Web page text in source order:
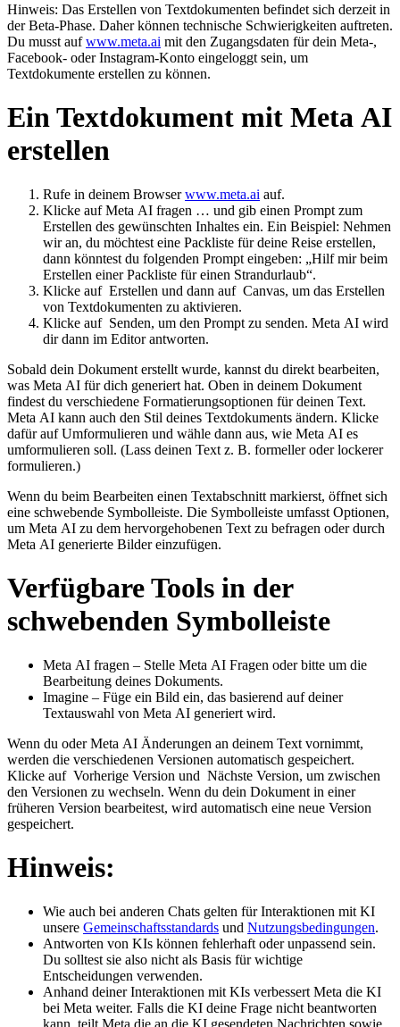
Hinweis: Das Erstellen von Textdokumenten befindet sich derzeit in
der Beta-Phase. Daher können technische Schwierigkeiten auftreten.
Du musst aufwww.meta.ai mit den Zugangsdaten für dein Meta-,
Facebook- oder Instagram-Konto eingeloggt sein, um
Textdokumente erstellen zu können.
Ein Textdokument mit Meta AI
erstellen
Rufe in deinem Browserwww.meta.ai auf.
Klicke aufMeta AI fragen … und gib einen Prompt zum
Erstellen des gewünschten Inhaltes ein. Ein Beispiel: Nehmen
wir an, du möchtest eine Packliste für deine Reise erstellen,
dann könntest du folgenden Prompt eingeben: „Hilf mir beim
Erstellen einer Packliste für einen Strandurlaub“.
Klicke auf Erstellen und dann auf Canvas, um das Erstellen
von Textdokumenten zu aktivieren.
Klicke auf Senden, um den Prompt zu senden. Meta AI wird
dir dann im Editor antworten.
Sobald dein Dokument erstellt wurde, kannst du direkt bearbeiten,
was Meta AI für dich generiert hat. Oben in deinem Dokument
findest du verschiedene Formatierungsoptionen für deinen Text.
Meta AI kann auch den Stil deines Textdokuments ändern. Klicke
dafür aufUmformulieren und wähle dann aus, wie Meta AI es
umformulieren soll. (Lass deinen Text z. B. formelleroderlockerer
formulieren.)
Wenn du beim Bearbeiten einen Textabschnitt markierst, öffnet sich
eine schwebende Symbolleiste. Die Symbolleiste umfasst Optionen,
um Meta AI zu dem hervorgehobenen Text zu befragen oder durch
Meta AI generierte Bilder einzufügen.
Verfügbare Tools in der
schwebenden Symbolleiste
Meta AI fragen – Stelle Meta AI Fragen oder bitte um die
Bearbeitung deines Dokuments.
Imagine – Füge ein Bild ein, das basierend auf deiner
Textauswahl von Meta AI generiert wird.
Wenn du oder Meta AI Änderungen an deinem Text vornimmt,
werden die verschiedenen Versionen automatisch gespeichert.
Klicke auf Vorherige Version und Nächste Version, um zwischen
den Versionen zu wechseln. Wenn du dein Dokument in einer
früheren Version bearbeitest, wird automatisch eine neue Version
gespeichert.
Hinweis:
Wie auch bei anderen Chats gelten für Interaktionen mit KI
unsere Gemeinschaftsstandards und Nutzungsbedingungen.
Antworten von KIs können fehlerhaft oder unpassend sein.
Du solltest sie also nicht als Basis für wichtige
Entscheidungen verwenden.
Anhand deiner Interaktionen mit KIs verbessert Meta die KI
bei Meta weiter. Falls die KI deine Frage nicht beantworten
kann, teilt Meta die an die KI gesendeten Nachrichten sowie